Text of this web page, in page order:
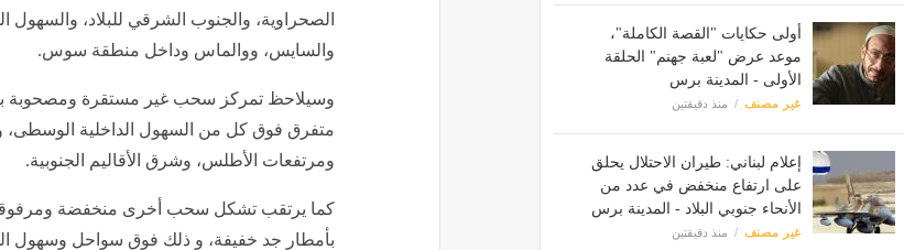
أولى حكايات "القصة الكاملة"،
موعد عرض "لعبة جهنم" الحلقة
الأولى - المدينة برس
غير مصنف منذ دقيقتين
إعلام لبناني: طيران الاحتلال يحلق
على ارتفاع منخفض في عدد من
الأنحاء جنوبي البلاد - المدينة برس
غير مصنف منذ دقيقتين
الصحراوية، والجنوب الشرقي للبلاد، والسهول
والسايس، ووالماس وداخل منطقة سوس.
وسيلاحظ تمركز سحب غير مستقرة ومصحوبة
متفرق فوق كل من السهول الداخلية الوسطى،
ومرتفعات الأطلس، وشرق الأقاليم الجنوبية.
كما يرتقب تشكل سحب أخرى منخفضة ومرفوقة
بأمطار جد خفيفة، و ذلك فوق سواحل وسهول